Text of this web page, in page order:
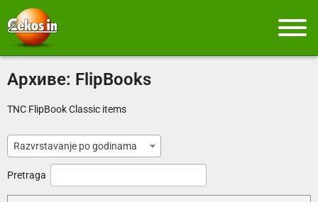
Архиве: FlipBooks
TNC FlipBook Classic items
Razvrstavanje po godinama
Pretraga